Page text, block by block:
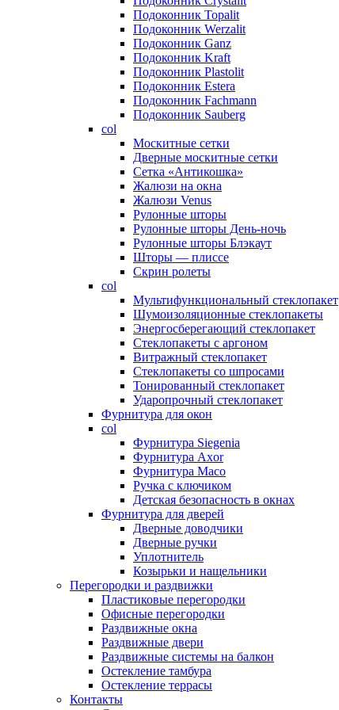
Подоконник Topalit
Подоконник Werzalit
Подоконник Ganz
Подоконник Kraft
Подоконник Plastolit
Подоконник Estera
Подоконник Fachmann
Подоконник Sauberg
col
Москитные сетки
Дверные москитные сетки
Сетка «Антикошка»
Жалюзи на окна
Жалюзи Venus
Рулонные шторы
Рулонные шторы День-ночь
Рулонные шторы Блэкаут
Шторы — плиссе
Скрин ролеты
col
Мультифункциональный стеклопакет
Шумоизоляционные стеклопакеты
Энергосберегающий стеклопакет
Стеклопакеты с аргоном
Витражный стеклопакет
Стеклопакеты со шпросами
Тонированный стеклопакет
Ударопрочный стеклопакет
Фурнитура для окон
col
Фурнитура Siegenia
Фурнитура Axor
Фурнитура Maco
Ручка с ключиком
Детская безопасность в окнах
Фурнитура для дверей
Дверные доводчики
Дверные ручки
Уплотнитель
Козырьки и нащельники
Перегородки и раздвижки
Пластиковые перегородки
Офисные перегородки
Раздвижные окна
Раздвижные двери
Раздвижные системы на балкон
Остекление тамбура
Остекление террасы
Контакты